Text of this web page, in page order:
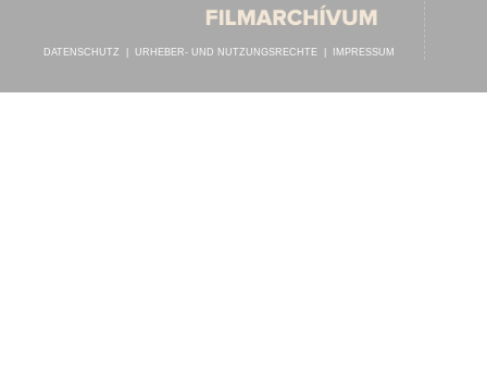
DATENSCHUTZ URHEBER- UND NUTZUNGSRECHTE IMPRESSUM